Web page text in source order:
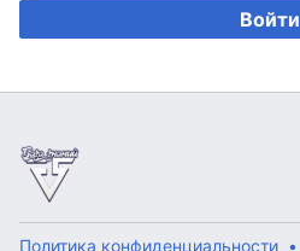
Войти
Политика конфиденциальности